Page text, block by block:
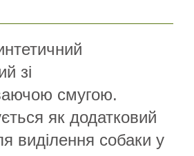
зі
смугою.
як додатковий
виділення собаки у